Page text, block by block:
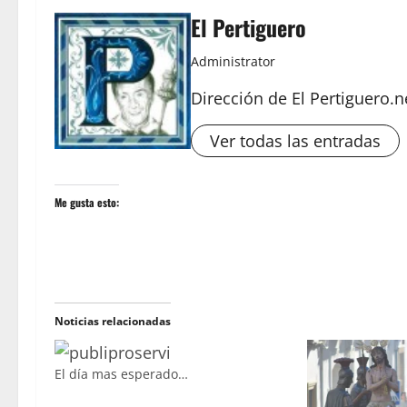
El Pertiguero
Administrator
Dirección de El
Ver todas las entradas
Me gusta esto:
Noticias relacionadas
El día mas esperado…